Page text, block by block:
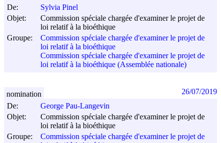
De:
Sylvia Pinel
Objet:
Commission spéciale chargée d'examiner le projet de
loi relatif à la bioéthique
Groupe:
Commission spéciale chargée d'examiner le projet de
loi relatif à la bioéthique
Commission spéciale chargée d'examiner le projet de
loi relatif à la bioéthique (Assemblée nationale)
De:
George Pau-Langevin
Objet:
Commission spéciale chargée d'examiner le projet de
loi relatif à la bioéthique
Groupe:
Commission spéciale chargée d'examiner le projet de
nomination 26/07/2019